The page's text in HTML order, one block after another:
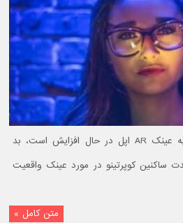
از آنجایی که شایعات مربوط به عینک AR اپل در حال افزایش است، بد
ساکنین کوپرتینو در مورد عینک واقعیت
متن کامل »